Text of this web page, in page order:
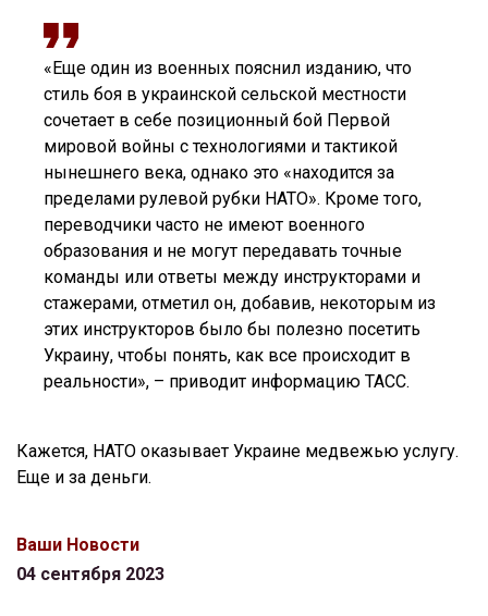
«Еще один из военных пояснил изданию, что
стиль боя в украинской сельской местности
сочетает в себе позиционный бой Первой
мировой войны с технологиями и тактикой
нынешнего века, однако это «находится за
пределами рулевой рубки НАТО». Кроме того,
переводчики часто не имеют военного
образования и не могут передавать точные
команды или ответы между инструкторами и
стажерами, отметил он, добавив, некоторым из
этих инструкторов было бы полезно посетить
Украину, чтобы понять, как все происходит в
реальности», – приводит информацию ТАСС.
Кажется, НАТО оказывает Украине медвежью услугу.
Еще и за деньги.
Ваши Новости
04 сентября 2023